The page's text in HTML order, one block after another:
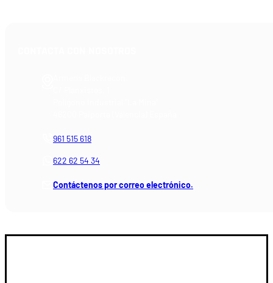
961 515 618
622 62 54 34
Contáctenos por correo electrónico.